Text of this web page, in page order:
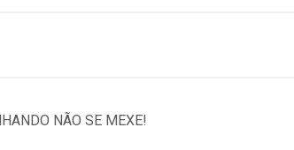
NÃO SE MEXE!